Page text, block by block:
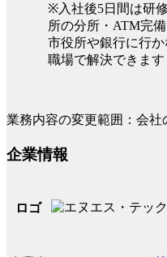
※入社後5日間は研
所の分所・ATM完備
市役所や銀行に行か
職場で解決できます
業務内容の変更範囲：会社
企業情報
ロゴ